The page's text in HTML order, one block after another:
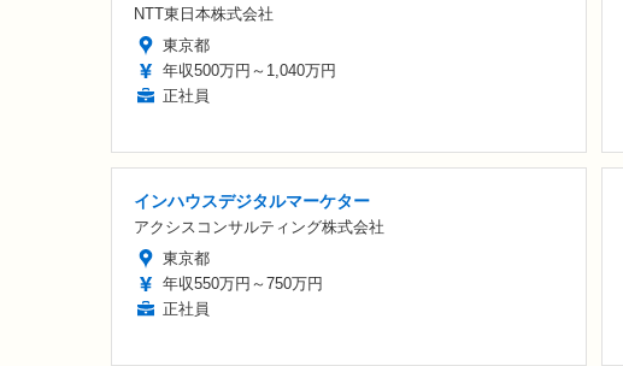
NTT東日本株式会社
東京都
年収500万円～1,040万円
正社員
インハウスデジタルマーケター
アクシスコンサルティング株式会社
東京都
年収550万円～750万円
正社員